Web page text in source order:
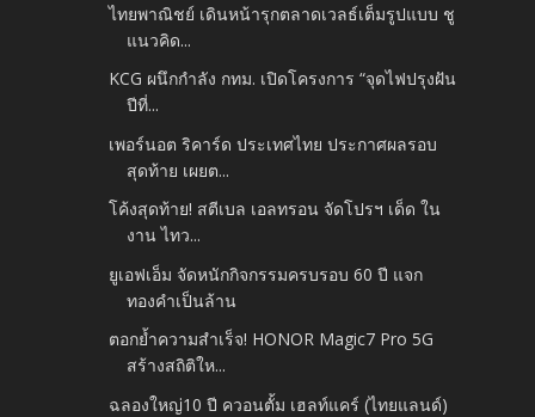
ไทยพาณิชย์ เดินหน้ารุกตลาดเวลธ์เต็มรูปแบบ ชู
แนวคิด...
KCG ผนึกกำลัง กทม. เปิดโครงการ “จุดไฟปรุงฝัน
ปีที่...
เพอร์นอต ริคาร์ด ประเทศไทย ประกาศผลรอบ
สุดท้าย เผยต...
โค้งสุดท้าย! สตีเบล เอลทรอน จัดโปรฯ เด็ด ใน
งาน ไทว...
ยูเอฟเอ็ม จัดหนักกิจกรรมครบรอบ 60 ปี แจก
ทองคำเป็นล้าน
ตอกย้ำความสำเร็จ! HONOR Magic7 Pro 5G
สร้างสถิติให...
ฉลองใหญ่10 ปี ควอนตั้ม เฮลท์แคร์ (ไทยแลนด์)